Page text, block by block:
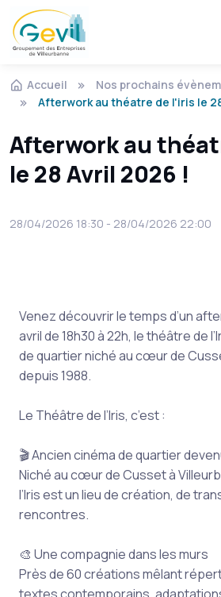
Accueil
Nos prochains
Afterwork au théatre de l'iris le
Afterwork au
le 28 Avril 2026 !
28/04/2026 18:30 - 28/04/2026 22:00
Venez découvrir le temps d’un
avril de 18h30 à 22h, le théâtre de
de quartier niché au cœur de
depuis 1988.
Le Théâtre de l’Iris, c’est :
🎬 Ancien cinéma de quartier
Niché au cœur de Cusset à
l’Iris est un lieu de création, de
rencontres.
🎨 Une compagnie dans les murs
Près de 60 créations mêlant